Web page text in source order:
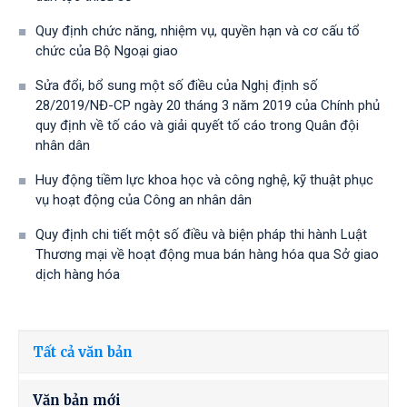
Quy định chức năng, nhiệm vụ, quyền hạn và cơ cấu tổ
chức của Bộ Ngoại giao
Sửa đổi, bổ sung một số điều của Nghị định số
28/2019/NĐ-CР ngày 20 tháng 3 năm 2019 của Chính phủ
quy định về tố cáo và giải quyết tố cáo trong Quân đội
nhân dân
Huy động tiềm lực khoa học và công nghệ, kỹ thuật phục
vụ hoạt động của Công an nhân dân
Quy định chi tiết một số điều và biện pháp thi hành Luật
Thương mại về hoạt động mua bán hàng hóa qua Sở giao
dịch hàng hóa
Tất cả văn bản
Văn bản mới